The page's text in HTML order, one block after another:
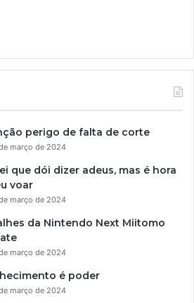
perigo de falta de corte
março de 2024
que dói dizer adeus, mas é hora
voar
março de 2024
da Nintendo Next Miitomo
março de 2024
é poder
março de 2024